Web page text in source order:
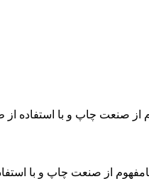
از صنعت چاپ و با استفاده
از صنعت چاپ و با